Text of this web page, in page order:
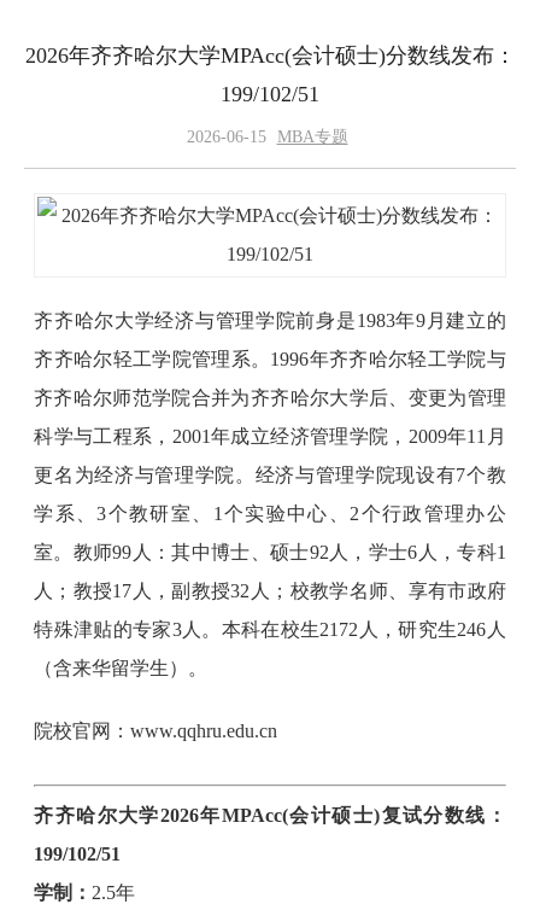
2026年齐齐哈尔大学MPAcc(会计硕士)分数线发布：
199/102/51
2026-06-15 MBA专题
齐齐哈尔大学经济与管理学院前身是1983年9月建立的
齐齐哈尔轻工学院管理系。1996年齐齐哈尔轻工学院与
齐齐哈尔师范学院合并为齐齐哈尔大学后、变更为管理
科学与工程系，2001年成立经济管理学院，2009年11月
更名为经济与管理学院。经济与管理学院现设有7个教
学系、3个教研室、1个实验中心、2个行政管理办公
室。教师99人：其中博士、硕士92人，学士6人，专科1
人；教授17人，副教授32人；校教学名师、享有市政府
特殊津贴的专家3人。本科在校生2172人，研究生246人
（含来华留学生）。
院校官网：www.qqhru.edu.cn
齐齐哈尔大学2026年MPAcc(会计硕士)复试分数线：
199/102/51
学制： 2.5年